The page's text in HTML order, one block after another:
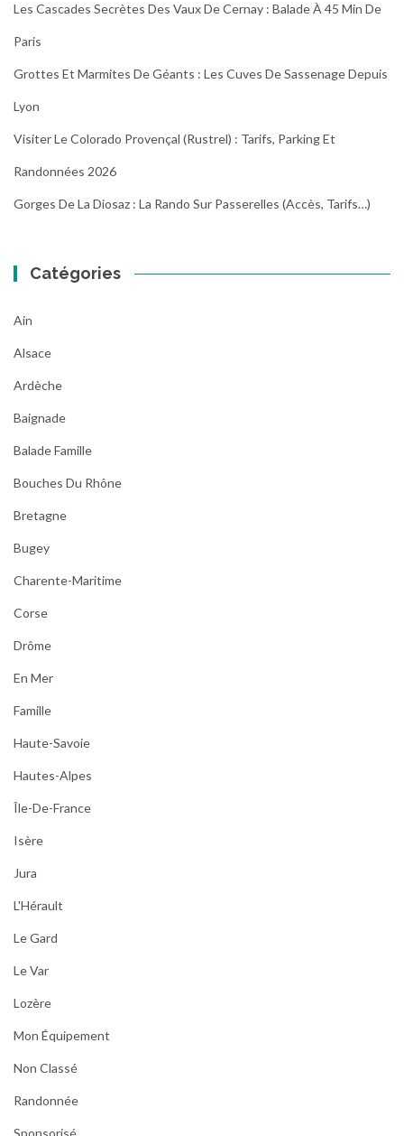
Les Cascades Secrètes Des Vaux De Cernay : Balade À 45 Min De
Paris
Grottes Et Marmites De Géants : Les Cuves De Sassenage Depuis
Lyon
Visiter Le Colorado Provençal (Rustrel) : Tarifs, Parking Et
Randonnées 2026
Gorges De La Diosaz : La Rando Sur Passerelles (Accès, Tarifs…)
Catégories
Ain
Alsace
Ardèche
Baignade
Balade Famille
Bouches Du Rhône
Bretagne
Bugey
Charente-Maritime
Corse
Drôme
En Mer
Famille
Haute-Savoie
Hautes-Alpes
Île-De-France
Isère
Jura
L'Hérault
Le Gard
Le Var
Lozère
Mon Équipement
Non Classé
Randonnée